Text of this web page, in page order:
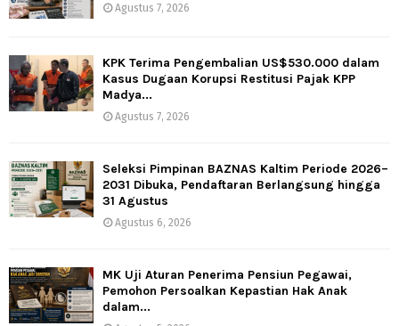
Agustus 7, 2026
KPK Terima Pengembalian US$530.000 dalam
Kasus Dugaan Korupsi Restitusi Pajak KPP
Madya...
Agustus 7, 2026
Seleksi Pimpinan BAZNAS Kaltim Periode 2026–
2031 Dibuka, Pendaftaran Berlangsung hingga
31 Agustus
Agustus 6, 2026
MK Uji Aturan Penerima Pensiun Pegawai,
Pemohon Persoalkan Kepastian Hak Anak
dalam...